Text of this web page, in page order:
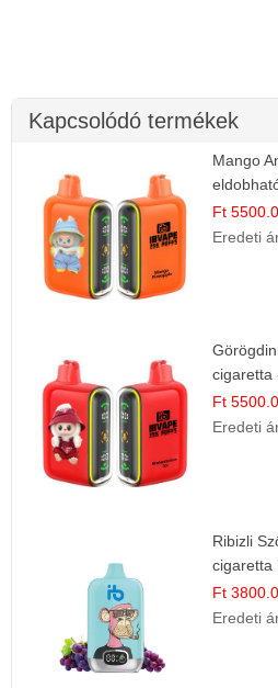
Kapcsolódó termékek
Mango
Ízélmény
Ft
Eredeti ár
cigaretta
Nyári Íz
Ft
Eredeti ár
Ribizli
cigaretta
Ft
Eredeti ár